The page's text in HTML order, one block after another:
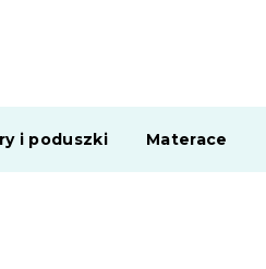
i poduszki Materace